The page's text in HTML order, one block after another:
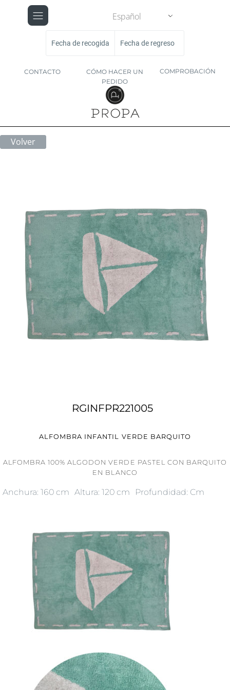
Español
Fecha de recogida Fecha de regreso
CONTACTO
CÓMO HACER UN
PEDIDO
COMPROBACIÓN
Volver
RGINFPR221005
ALFOMBRA INFANTIL VERDE BARQUITO
ALFOMBRA 100% ALGODON VERDE PASTEL CON BARQUITO
EN BLANCO
Anchura: 160 cm Altura: 120 cm Profundidad: Cm